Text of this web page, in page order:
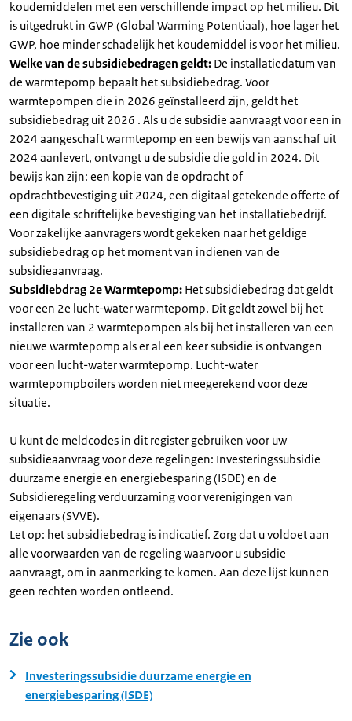
koudemiddelen met een verschillende impact op het milieu. Dit
is uitgedrukt in GWP (Global Warming Potentiaal), hoe lager het
GWP, hoe minder schadelijk het koudemiddel is voor het milieu.
Welke van de subsidiebedragen geldt: De installatiedatum van
de warmtepomp bepaalt het subsidiebedrag. Voor
warmtepompen die in 2026 geïnstalleerd zijn, geldt het
subsidiebedrag uit 2026 . Als u de subsidie aanvraagt voor een in
2024 aangeschaft warmtepomp en een bewijs van aanschaf uit
2024 aanlevert, ontvangt u de subsidie die gold in 2024. Dit
bewijs kan zijn: een kopie van de opdracht of
opdrachtbevestiging uit 2024, een digitaal getekende offerte of
een digitale schriftelijke bevestiging van het installatiebedrijf.
Voor zakelijke aanvragers wordt gekeken naar het geldige
subsidiebedrag op het moment van indienen van de
subsidieaanvraag.
Subsidiebdrag 2e Warmtepomp: Het subsidiebedrag dat geldt
voor een 2e lucht-water warmtepomp. Dit geldt zowel bij het
installeren van 2 warmtepompen als bij het installeren van een
nieuwe warmtepomp als er al een keer subsidie is ontvangen
voor een lucht-water warmtepomp. Lucht-water
warmtepompboilers worden niet meegerekend voor deze
situatie.
U kunt de meldcodes in dit register gebruiken voor uw
subsidieaanvraag voor deze regelingen: Investeringssubsidie
duurzame energie en energiebesparing (ISDE) en de
Subsidieregeling verduurzaming voor verenigingen van
eigenaars (SVVE).
Let op: het subsidiebedrag is indicatief. Zorg dat u voldoet aan
alle voorwaarden van de regeling waarvoor u subsidie
aanvraagt, om in aanmerking te komen. Aan deze lijst kunnen
geen rechten worden ontleend.
Zie ook
Investeringssubsidie duurzame energie en
energiebesparing (ISDE)